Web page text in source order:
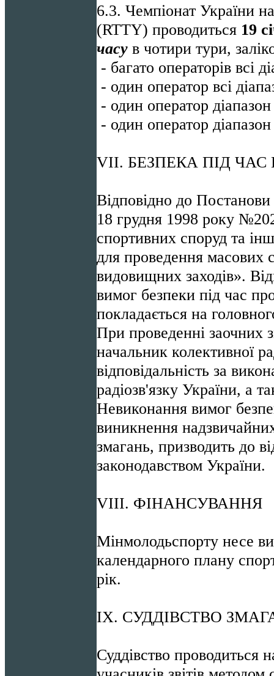
6.3. Чемпіонат України
(RTTY) проводиться 19
часу в чотири тури,
- багато операторів всі
- один оператор всі
- один оператор
- один оператор
VІІ. БЕЗПЕКА ПІД
Відповідно до Постанови
18 грудня 1998 року
спортивних споруд та
для проведення масових
видовищних заходів».
вимог безпеки під час
покладається на
При проведенні заочних
начальник колективної
відповідальність за
радіозв'язку України, а
Невиконання вимог
виникнення
змагань, призводить до
законодавством України.
VІІI. ФІНАНСУВАННЯ
Мінмолодьспорту несе
календарного плану
рік.
IX. СУДДІВСТВО
Суддівство проводиться